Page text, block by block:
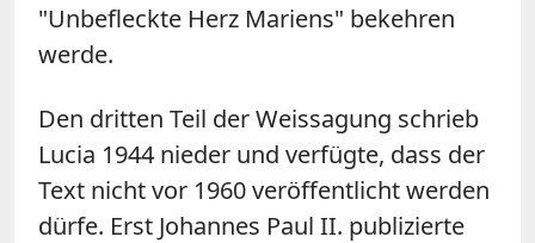
"Unbefleckte Herz Mariens" bekehren
werde.
Den dritten Teil der Weissagung schrieb
Lucia 1944 nieder und verfügte, dass der
Text nicht vor 1960 veröffentlicht werden
dürfe. Erst Johannes Paul II. publizierte